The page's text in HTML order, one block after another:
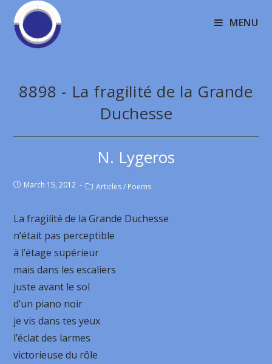
MENU
8898 - La fragilité de la Grande
Duchesse
N. Lygeros
March 15, 2012 Articles / Poems
La fragilité de la Grande Duchesse
n’était pas perceptible
à l’étage supérieur
mais dans les escaliers
juste avant le sol
d’un piano noir
je vis dans tes yeux
l’éclat des larmes
victorieuse du rôle